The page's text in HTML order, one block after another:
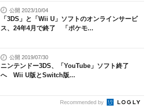
公開 2023/10/04
「3DS」と「Wii U」ソフトのオンラインサービ
ス、24年4月で終了 「ポケモ...
公開 2019/07/30
ニンテンドー3DS、「YouTube」ソフト終了
へ Wii U版とSwitch版...
Recommended by